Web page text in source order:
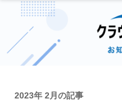
2023年 2月の記事